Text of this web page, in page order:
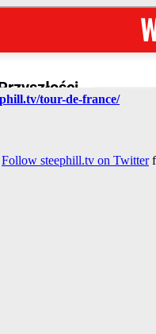
tour-de-france/
Follow steephill.tv on Twitter